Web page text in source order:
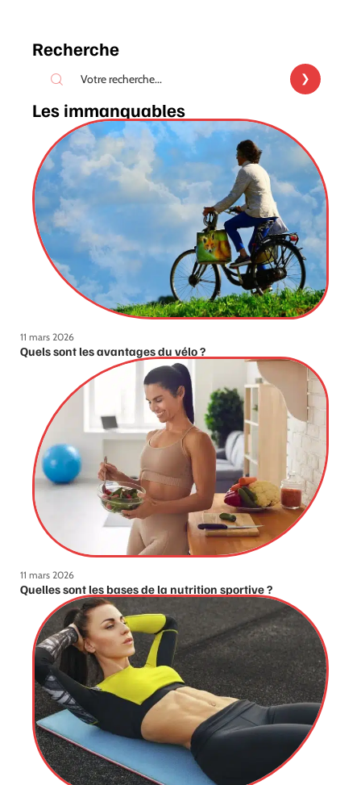
Recherche
Les immanquables
11 mars 2026
Quels sont les avantages du vélo ?
11 mars 2026
Quelles sont les bases de la nutrition sportive ?